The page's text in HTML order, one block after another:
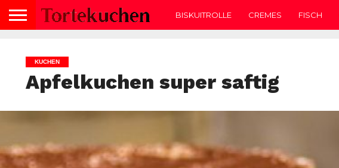
BISKUITROLLE CREMES FISCH
KUCHEN
Apfelkuchen super saftig